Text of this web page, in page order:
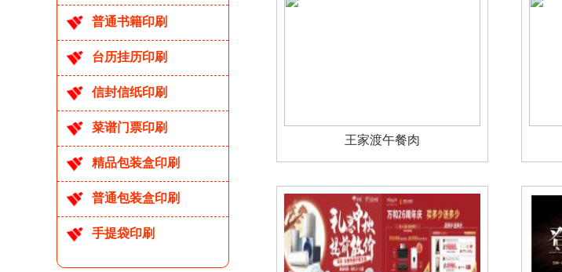
普通书籍印刷
台历挂历印刷
信封信纸印刷
菜谱门票印刷
精品包装盒印刷
普通包装盒印刷
手提袋印刷
王家渡午餐肉